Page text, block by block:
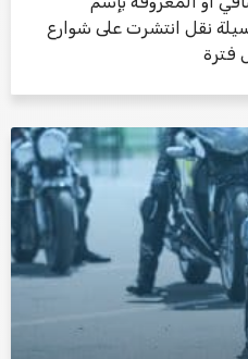
نقل انتشرت على شوارع
فترة